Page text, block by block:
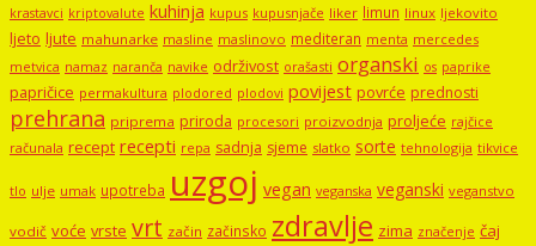
krastavci kriptovalute kuhinja kupus kupusnjače liker limun linux ljekovito
ljeto ljute mahunarke masline maslinovo mediteran menta mercedes
metvica namaz naranča navike održivost orašasti organski os paprike
papričice permakultura plodored plodovi povijest povrće prednosti
prehrana priprema priroda procesori proizvodnja proljeće rajčice
računala recept recepti repa sadnja sjeme slatko sorte tehnologija tikvice
tlo ulje umak upotreba uzgoj vegan veganska veganski veganstvo
vodič voće vrste vrt začin začinsko zdravlje zima značenje čaj